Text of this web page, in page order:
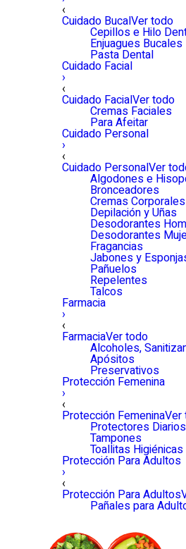
‹
Cuidado BucalVer todo
Cepillos e Hilo
Enjuagues Bucales
Pasta Dental
Cuidado Facial
›
‹
Cuidado FacialVer todo
Cremas Faciales
Para Afeitar
Cuidado Personal
›
‹
Cuidado PersonalVer
Algodones e
Bronceadores
Cremas Corporales
Depilación y Uñas
Desodorantes
Desodorantes
Fragancias
Jabones y
Pañuelos
Repelentes
Talcos
Farmacia
›
‹
FarmaciaVer todo
Alcoholes,
Apósitos
Preservativos
Protección Femenina
›
‹
Protección FemeninaVer
Protectores Diarios
Tampones
Toallitas Higiénicas
Protección Para Adultos
›
‹
Protección Para Adultos
Pañales para